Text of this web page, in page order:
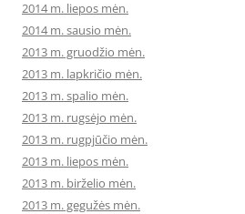
2014 m. liepos mėn.
2014 m. sausio mėn.
2013 m. gruodžio mėn.
2013 m. lapkričio mėn.
2013 m. spalio mėn.
2013 m. rugsėjo mėn.
2013 m. rugpjūčio mėn.
2013 m. liepos mėn.
2013 m. birželio mėn.
2013 m. gegužės mėn.